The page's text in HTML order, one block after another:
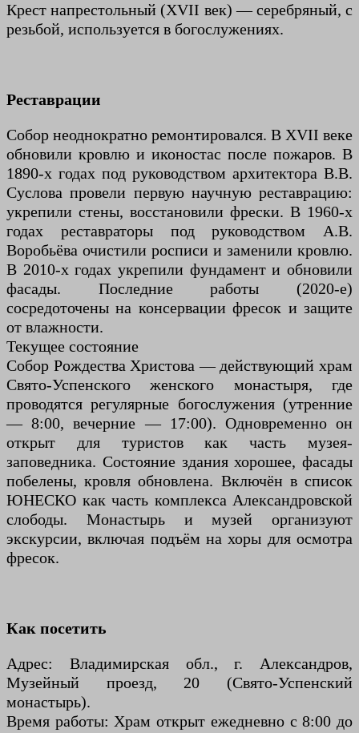
Крест напрестольный (XVII век) — серебряный, с
резьбой, используется в богослужениях.
Реставрации
Собор неоднократно ремонтировался. В XVII веке
обновили кровлю и иконостас после пожаров. В
1890-х годах под руководством архитектора В.В.
Суслова провели первую научную реставрацию:
укрепили стены, восстановили фрески. В 1960-х
годах реставраторы под руководством А.В.
Воробьёва очистили росписи и заменили кровлю.
В 2010-х годах укрепили фундамент и обновили
фасады. Последние работы (2020-е)
сосредоточены на консервации фресок и защите
от влажности.
Текущее состояние
Собор Рождества Христова — действующий храм
Свято-Успенского женского монастыря, где
проводятся регулярные богослужения (утренние
— 8:00, вечерние — 17:00). Одновременно он
открыт для туристов как часть музея-
заповедника. Состояние здания хорошее, фасады
побелены, кровля обновлена. Включён в список
ЮНЕСКО как часть комплекса Александровской
слободы. Монастырь и музей организуют
экскурсии, включая подъём на хоры для осмотра
фресок.
Как посетить
Адрес: Владимирская обл., г. Александров,
Музейный проезд, 20 (Свято-Успенский
монастырь).
Время работы: Храм открыт ежедневно с 8:00 до